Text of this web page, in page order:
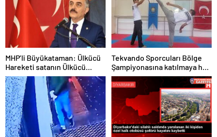
MHP’li Büyükataman: Ülkücü
Hareketi satanın Ülkücü
sıfatını kullanmaya hakkı yok
Tekvando Sporcuları Bölge
Şampiyonasına katılmaya hak
kazandı.